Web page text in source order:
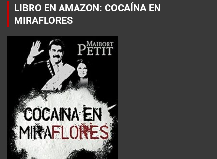
LIBRO EN AMAZON: COCAÍNA EN
MIRAFLORES